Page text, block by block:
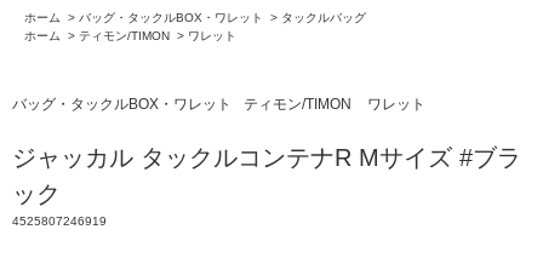
ホーム > バッグ・タックルBOX・ワレット > タックルバッグ
ホーム
> ティモン/TIMON > ワレット
バッグ・タックルBOX・ワレット ティモン/TIMON ワレット
ジャッカル タックルコンテナR Mサイズ #ブラ
ック
4525807246919